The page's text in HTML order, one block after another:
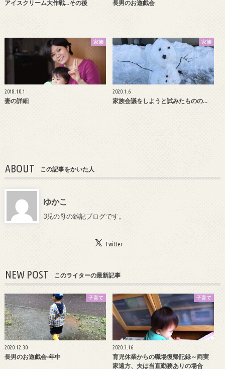
アイスクリーム大作戦…その後 長男のお遊戯会
家族
2018.10.1
妻の詳細
家族
2020.1.6
家族会議をしようと試みたものの…
ABOUT この記事をかいた人
ゆかこ
3児の母の雑記ブログです。
Twitter
NEW POST このライターの最新記事
子育て
2020.12.30
長男のお遊戯会-年中
子育て
2020.3.16
育児休業からの職場復帰記録～両実
家遠方、夫は当直勤務ありの場合